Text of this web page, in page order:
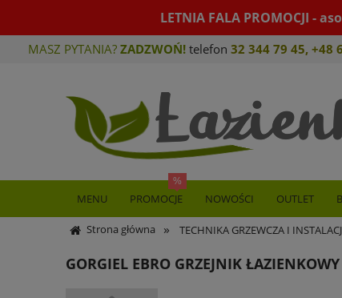
LETNIA FALA PROMOCJI -
MASZ PYTANIA? ZADZWOŃ! telefon 32 344 79 45, +48
MENU PROMOCJE NOWOŚCI OUTLET
Strona główna » TECHNIKA GRZEWCZA I
GORGIEL EBRO GRZEJNIK